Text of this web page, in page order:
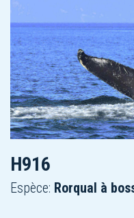
H916
Espèce: Rorqual à